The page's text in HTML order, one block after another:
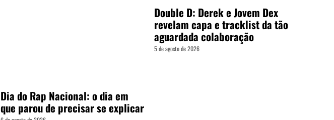
Dia do Rap Nacional: o dia em
que parou de precisar se explicar
Double D: Derek e Jovem Dex
revelam capa e tracklist da tão
aguardada colaboração
5 de agosto de 2026